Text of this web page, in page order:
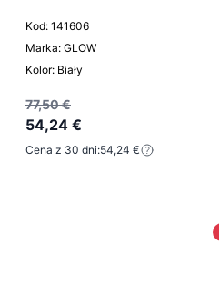
Kod: 141606
Marka: GLOW
Kolor: Biały
77,50 €
54,24 €
Cena z 30 dni:54,24 €